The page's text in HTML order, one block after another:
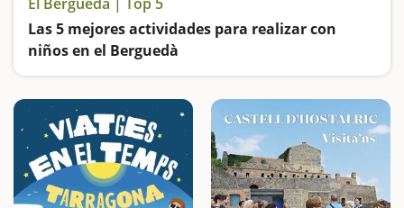
Las 5 mejores actividades para realizar con
niños en el Berguedà